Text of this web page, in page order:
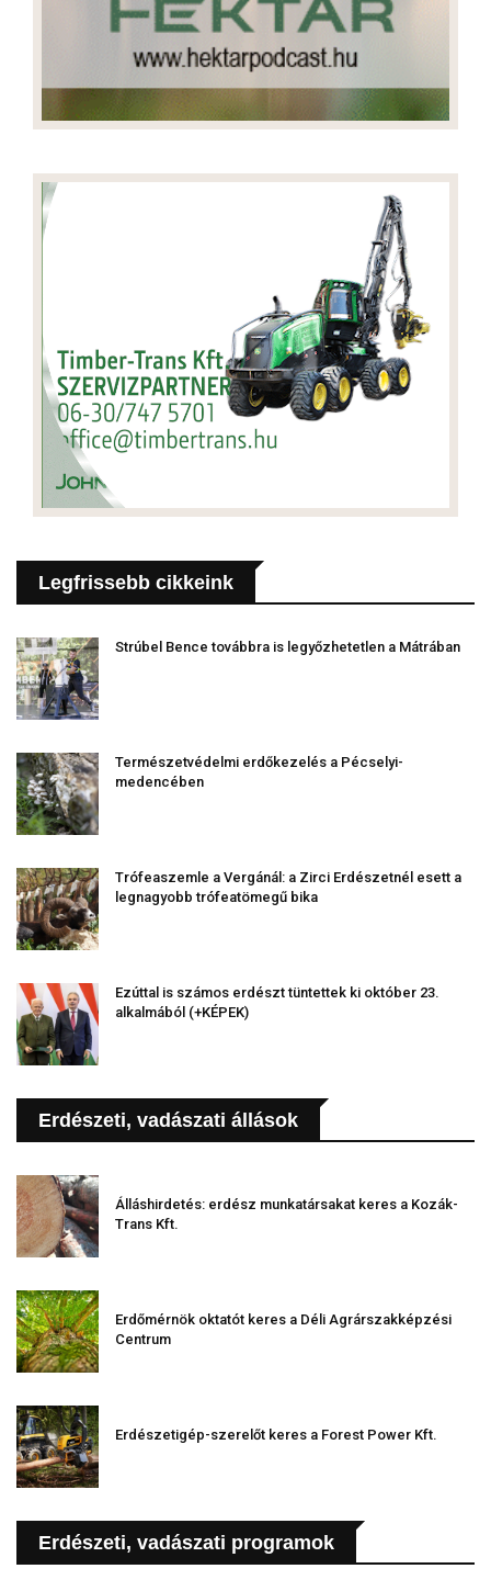
Legfrissebb cikkeink
Strúbel Bence továbbra is legyőzhetetlen a Mátrában
Természetvédelmi erdőkezelés a Pécselyi-
medencében
Trófeaszemle a Vergánál: a Zirci Erdészetnél esett a
legnagyobb trófeatömegű bika
Ezúttal is számos erdészt tüntettek ki október 23.
alkalmából (+KÉPEK)
Erdészeti, vadászati állások
Álláshirdetés: erdész munkatársakat keres a Kozák-
Trans Kft.
Erdőmérnök oktatót keres a Déli Agrárszakképzési
Centrum
Erdészetigép-szerelőt keres a Forest Power Kft.
Erdészeti, vadászati programok